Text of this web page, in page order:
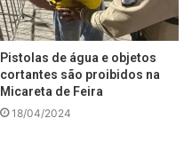
Pistolas de água e objetos
cortantes são proibidos na
Micareta de Feira
18/04/2024